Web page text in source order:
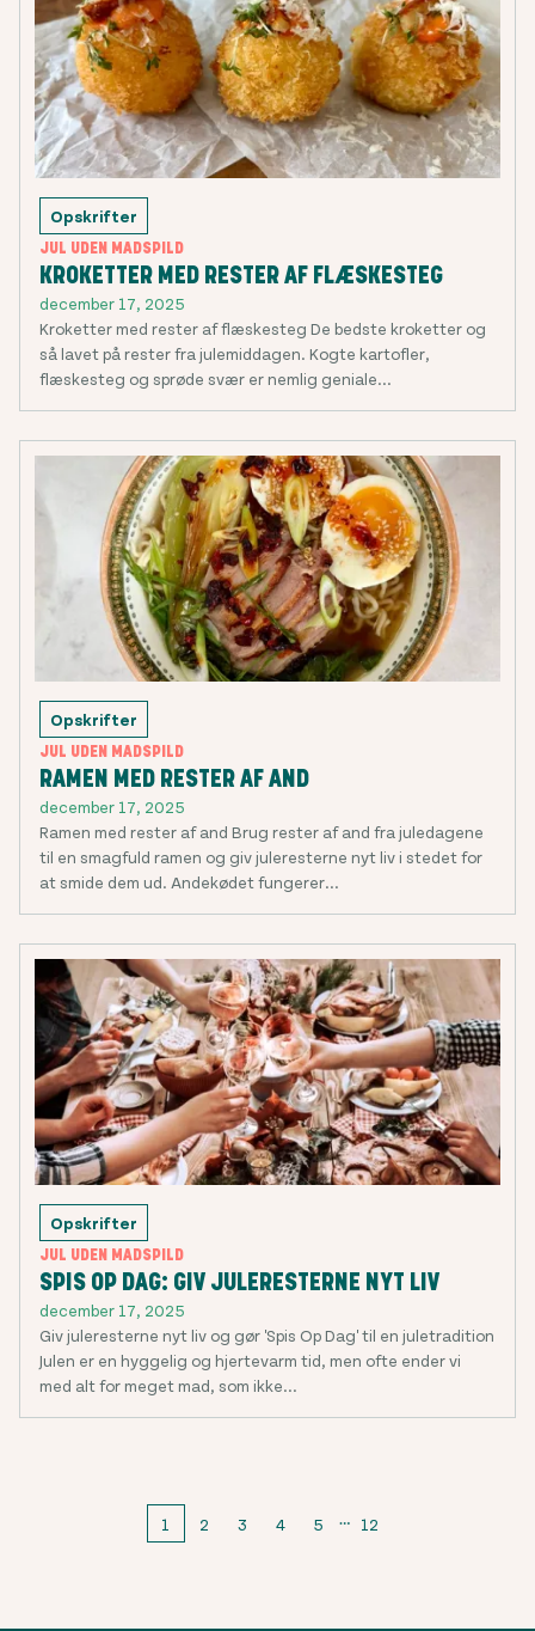
Opskrifter
JUL UDEN MADSPILD
KROKETTER MED RESTER AF FLÆSKESTEG
december 17, 2025
Kroketter med rester af flæskesteg De bedste kroketter og
så lavet på rester fra julemiddagen. Kogte kartofler,
flæskesteg og sprøde svær er nemlig geniale...
Opskrifter
JUL UDEN MADSPILD
RAMEN MED RESTER AF AND
december 17, 2025
Ramen med rester af and Brug rester af and fra juledagene
til en smagfuld ramen og giv juleresterne nyt liv i stedet for
at smide dem ud. Andekødet fungerer...
Opskrifter
JUL UDEN MADSPILD
SPIS OP DAG: GIV JULERESTERNE NYT LIV
december 17, 2025
Giv juleresterne nyt liv og gør 'Spis Op Dag' til en juletradition
Julen er en hyggelig og hjertevarm tid, men ofte ender vi
med alt for meget mad, som ikke...
1 2 3 4 5 12